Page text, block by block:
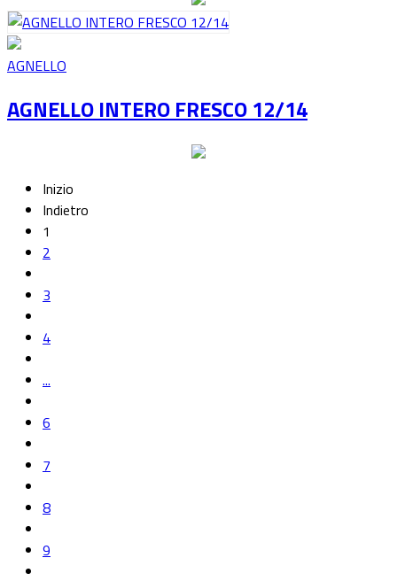
AGNELLO
AGNELLO INTERO FRESCO 12/14
Inizio
Indietro
1
2
3
4
...
6
7
8
9